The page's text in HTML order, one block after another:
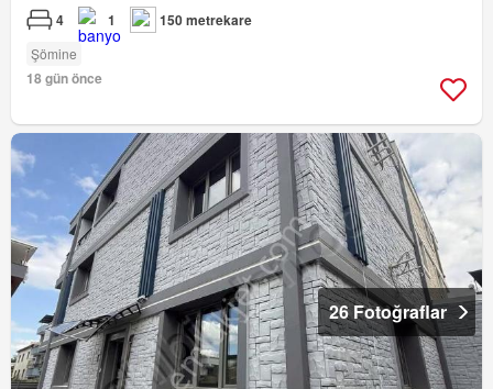
4 1 150 metrekare
Şömine
18 gün önce
26 Fotoğraflar